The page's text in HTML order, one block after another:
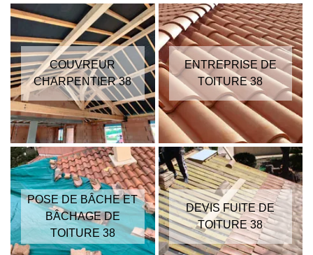
COUVREUR
CHARPENTIER 38
ENTREPRISE DE
TOITURE 38
POSE DE BÂCHE ET
BÂCHAGE DE
TOITURE 38
DEVIS FUITE DE
TOITURE 38